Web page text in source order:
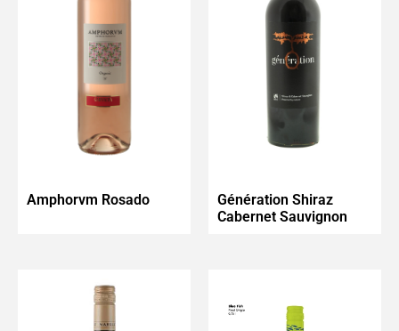
Amphorvm Rosado
Génération Shiraz
Cabernet Sauvignon